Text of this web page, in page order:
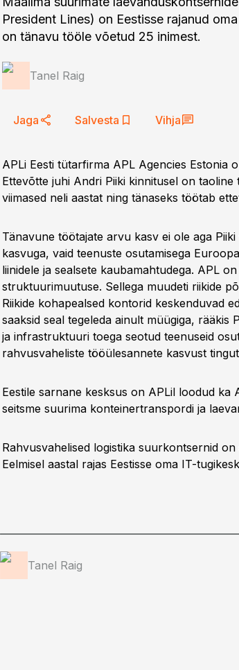
President Lines) on Eestisse rajanud
on tänavu tööle võetud 25 inimest.
Tanel Raig
Jaga Salvesta Vihja
APLi Eesti tütarfirma APL Agencies Estonia
Ettevõtte juhi Andri Piiki kinnitusel on
viimased neli aastat ning tänaseks töötab
Tänavune töötajate arvu kasv ei ole aga
kasvuga, vaid teenuste osutamisega
liinidele ja sealsete kaubamahtudega. APL
struktuurimuutuse. Sellega muudeti riikide
Riikide kohapealsed kontorid keskenduvad
saaksid seal tegeleda ainult müügiga, rääkis
ja infrastruktuuri toega seotud teenuseid
rahvusvaheliste tööülesannete kasvust
Eestile sarnane kesksus on APLil loodud ka
seitsme suurima konteinertranspordi ja
Rahvusvahelised logistika suurkontsernid
Eelmisel aastal rajas Eestisse oma IT-
Tanel Raig